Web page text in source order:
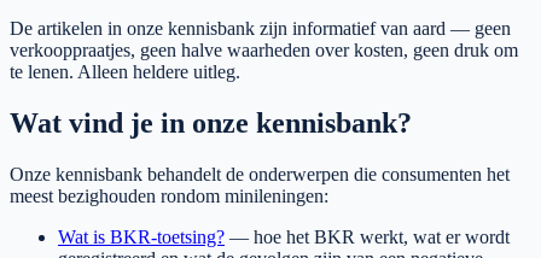
De artikelen in onze kennisbank zijn informatief van aard — geen
verkooppraatjes, geen halve waarheden over kosten, geen druk om
te lenen. Alleen heldere uitleg.
Wat vind je in onze kennisbank?
Onze kennisbank behandelt de onderwerpen die consumenten het
meest bezighouden rondom minileningen:
Wat is BKR-toetsing? — hoe het BKR werkt, wat er wordt